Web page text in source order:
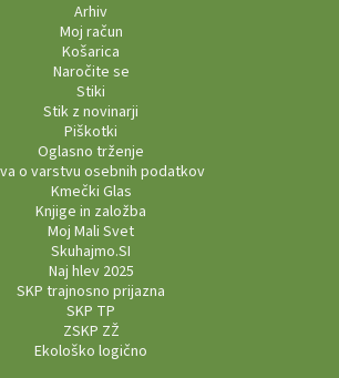
Arhiv
Moj račun
Košarica
Naročite se
Stiki
Stik z novinarji
Piškotki
Oglasno trženje
o varstvu osebnih podatkov
Kmečki Glas
Knjige in založba
Moj Mali Svet
Skuhajmo.SI
Naj hlev 2025
SKP trajnosno prijazna
SKP TP
ZSKP ZŽ
Ekološko logično